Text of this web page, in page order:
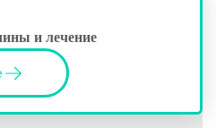
и лечение